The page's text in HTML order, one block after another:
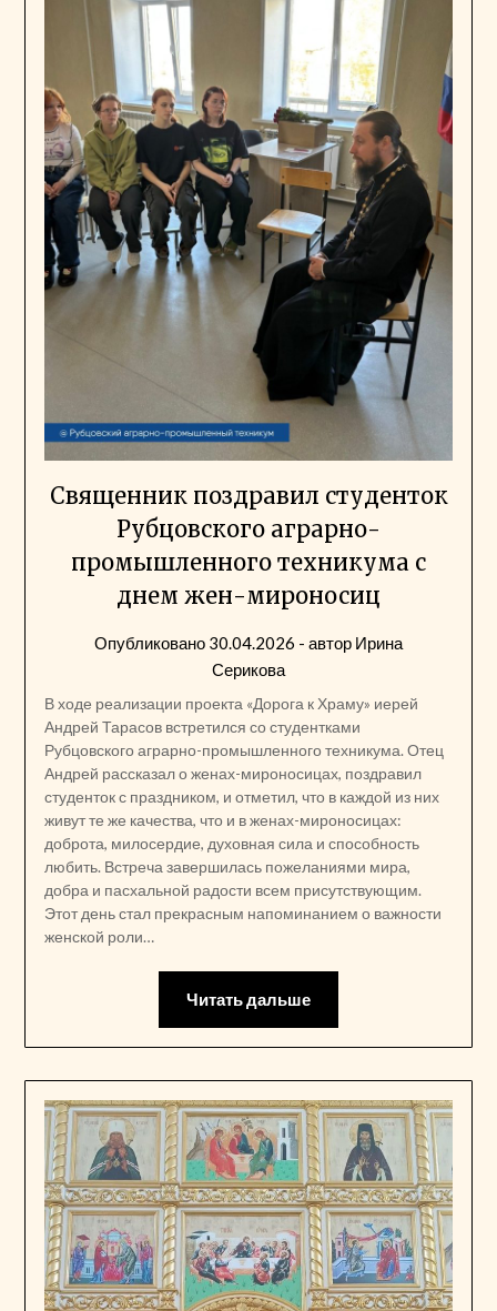
Священник поздравил студенток
Рубцовского аграрно-
промышленного техникума с
днем жен-мироносиц
Опубликовано 30.04.2026 - автор Ирина
Серикова
В ходе реализации проекта «Дорога к Храму» иерей
Андрей Тарасов встретился со студентками
Рубцовского аграрно-промышленного техникума. Отец
Андрей рассказал о женах-мироносицах, поздравил
студенток с праздником, и отметил, что в каждой из них
живут те же качества, что и в женах-мироносицах:
доброта, милосердие, духовная сила и способность
любить. Встреча завершилась пожеланиями мира,
добра и пасхальной радости всем присутствующим.
Этот день стал прекрасным напоминанием о важности
женской роли…
Читать дальше